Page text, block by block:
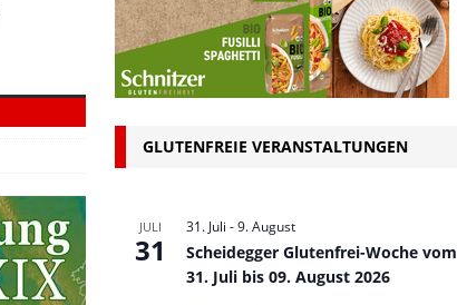
GLUTENFREIE VERANSTALTUNGEN
JULI
31
31. Juli -9. August
Scheidegger Glutenfrei-Woche vom
31. Juli bis 09. August 2026